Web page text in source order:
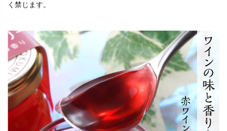
く禁じます。